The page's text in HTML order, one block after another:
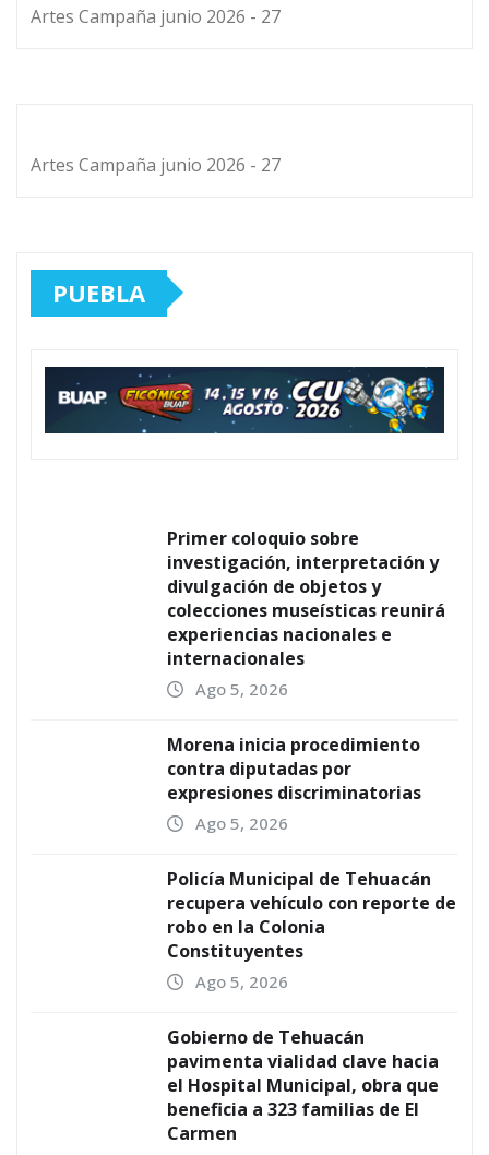
Artes Campaña junio 2026 - 27
Artes Campaña junio 2026 - 27
PUEBLA
Primer coloquio sobre
investigación, interpretación y
divulgación de objetos y
colecciones museísticas reunirá
experiencias nacionales e
internacionales
Ago 5, 2026
Morena inicia procedimiento
contra diputadas por
expresiones discriminatorias
Ago 5, 2026
Policía Municipal de Tehuacán
recupera vehículo con reporte de
robo en la Colonia
Constituyentes
Ago 5, 2026
Gobierno de Tehuacán
pavimenta vialidad clave hacia
el Hospital Municipal, obra que
beneficia a 323 familias de El
Carmen